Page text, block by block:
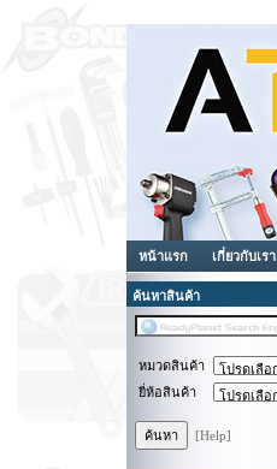
หน้าแรก เกี่ยวกับเรา
ค้นหาสินค้า
หมวดสินค้า
ยี่ห้อสินค้า
[Help]